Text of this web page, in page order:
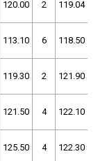
120.00 2 119.04
113.10 6 118.50
119.30 2 121.90
121.50 4 122.10
125.50 4 122.30